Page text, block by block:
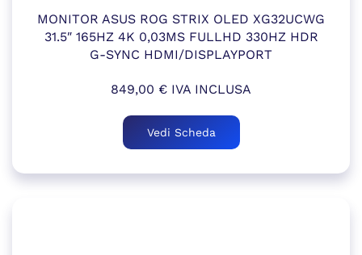
MONITOR ASUS ROG STRIX OLED XG32UCWG
31.5″ 165HZ 4K 0,03MS FULLHD 330HZ HDR
G-SYNC HDMI/DISPLAYPORT
849,00 € IVA INCLUSA
Vedi Scheda